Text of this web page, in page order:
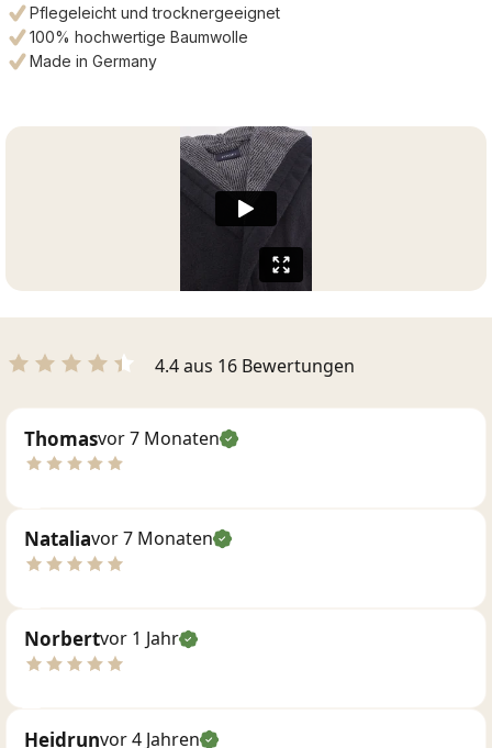
Pflegeleicht und trocknergeeignet
100% hochwertige Baumwolle
Made in Germany
4.4 aus 16 Bewertungen
Thomasvor 7 Monaten
Nataliavor 7 Monaten
Norbertvor 1 Jahr
Heidrunvor 4 Jahren